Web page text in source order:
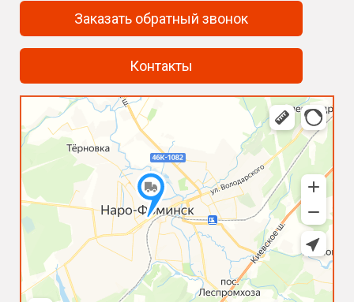
Заказать обратный звонок
Контакты